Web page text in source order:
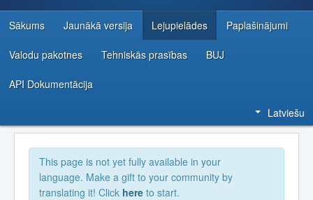
IZSTRĀDĀTĀJU RESURSI
Sākums Jaunākā versija Lejupielādes Paplašinājumi
Valodu pakotnes Tehniskās prasības BUJ
API Dokumentācija
Latviešu
This page is not yet fully available in your
language. Make a gift to your community by
translating it! Click here to start.